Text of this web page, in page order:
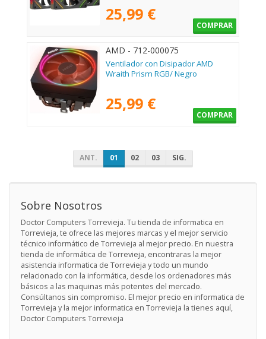
25,99 €
COMPRAR
AMD - 712-000075
Ventilador con Disipador AMD
Wraith Prism RGB/ Negro
25,99 €
COMPRAR
ANT. 01 02 03 SIG.
Sobre Nosotros
Doctor Computers Torrevieja. Tu tienda de informatica en
Torrevieja, te ofrece las mejores marcas y el mejor servicio
técnico informático de Torrevieja al mejor precio. En nuestra
tienda de informática de Torrevieja, encontraras la mejor
asistencia informatica de Torrevieja y todo un mundo
relacionado con la informática, desde los ordenadores más
básicos a las maquinas más potentes del mercado.
Consúltanos sin compromiso. El mejor precio en informatica de
Torrevieja y la mejor informatica en Torrevieja la tienes aquí,
Doctor Computers Torrevieja